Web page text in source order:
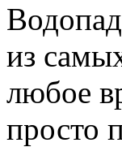
из
любое
просто